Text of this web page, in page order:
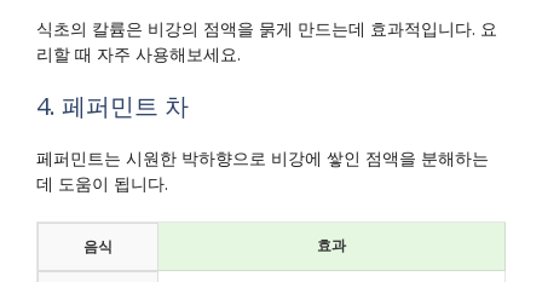
식초의 칼륨은 비강의 점액을 묽게 만드는데 효과적입니다. 요
리할 때 자주 사용해보세요.
4. 페퍼민트 차
페퍼민트는 시원한 박하향으로 비강에 쌓인 점액을 분해하는
데 도움이 됩니다.
음식 효과